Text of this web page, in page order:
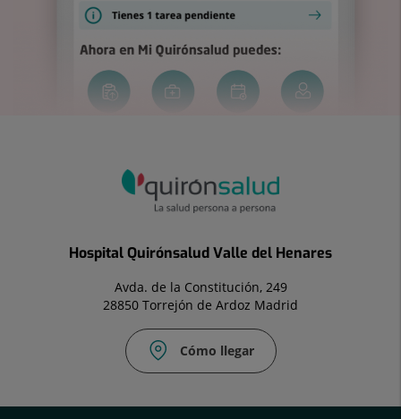
Hospital Quirónsalud Valle del Henares
Avda. de la Constitución, 249
28850 Torrejón de Ardoz Madrid
Cómo llegar